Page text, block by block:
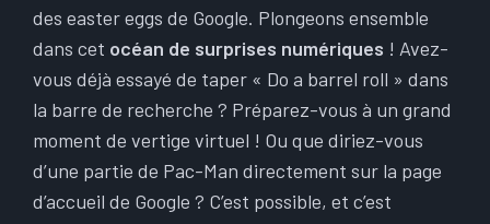
des easter eggs de Google. Plongeons ensemble
dans cet océan de surprises numériques ! Avez-
vous déjà essayé de taper « Do a barrel roll » dans
la barre de recherche ? Préparez-vous à un grand
moment de vertige virtuel ! Ou que diriez-vous
d’une partie de Pac-Man directement sur la page
d’accueil de Google ? C’est possible, et c’est